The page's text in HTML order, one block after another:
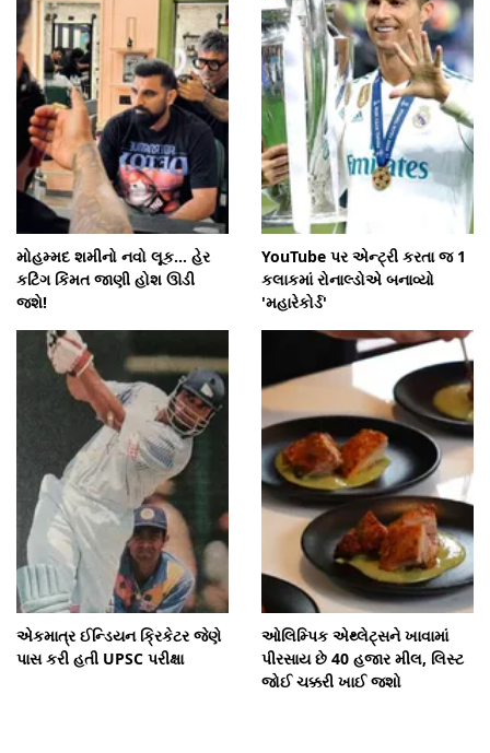
મોહમ્મદ શમીનો નવો લૂક... હેર
કટિંગ કિંમત જાણી હોશ ઊડી
જશે!
YouTube પર એન્ટ્રી કરતા જ 1
કલાકમાં રોનાલ્ડોએ બનાવ્યો
'મહારેકોર્ડ'
એકમાત્ર ઈન્ડિયન ક્રિકેટર જેણે
પાસ કરી હતી UPSC પરીક્ષા
ઓલિમ્પિક એથ્લેટ્સને ખાવામાં
પીરસાય છે 40 હજાર મીલ, લિસ્ટ
જોઈ ચક્કરી ખાઈ જશો